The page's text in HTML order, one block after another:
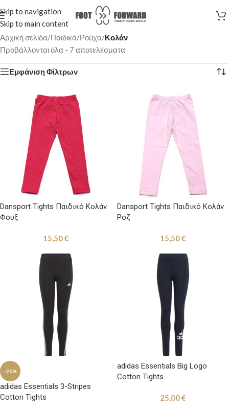
Skip to navigation
Skip to main content
Αρχική σελίδα/Παιδικά/Ρούχα/Κολάν
Προβάλλονται όλα - 7 αποτελέσματα
Εμφάνιση Φίλτρων
Dansport Tights Παιδικό Κολάν
Φουξ
15,50€
Dansport Tights Παιδικό Κολάν
Ροζ
15,50€
-20%
adidas Essentials 3-Stripes
Cotton Tights
adidas Essentials Big Logo
Cotton Tights
25,00€